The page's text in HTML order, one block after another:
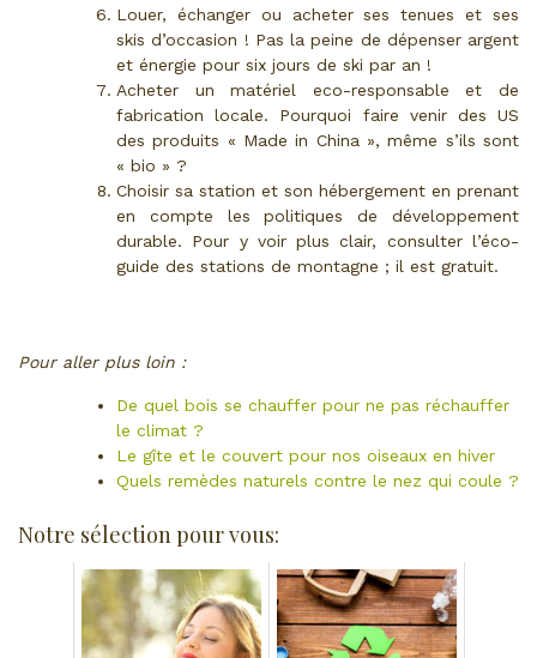
Louer, échanger ou acheter ses tenues et ses
skis d’occasion ! Pas la peine de dépenser argent
et énergie pour six jours de ski par an !
Acheter un matériel eco-responsable et de
fabrication locale. Pourquoi faire venir des US
des produits « Made in China », même s’ils sont
« bio » ?
Choisir sa station et son hébergement en prenant
en compte les politiques de développement
durable. Pour y voir plus clair, consulter l’éco-
guide des stations de montagne ; il est gratuit.
Pour aller plus loin :
De quel bois se chauffer pour ne pas réchauffer
le climat ?
Le gîte et le couvert pour nos oiseaux en hiver
Quels remèdes naturels contre le nez qui coule ?
Notre sélection pour vous: